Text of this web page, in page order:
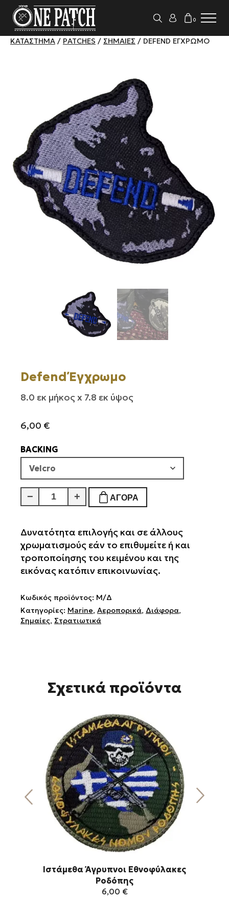
0
ΚΑΤΆΣΤΗΜΑ / PATCHES / ΣΗΜΑΊΕΣ / DEFEND ΈΓΧΡΩΜΟ
Defend Έγχρωμο
8.0 εκ μήκος x 7.8 εκ ύψος
6,00 €
BACKING
−
Defend
Έγχρωμο
+ ΑΓΟΡΆ
Δυνατότητα επιλογής και σε άλλους
χρωματισμούς εάν το επιθυμείτε ή και
τροποποίησης του κειμένου και της
εικόνας κατόπιν επικοινωνίας.
Κωδικός προϊόντος: Μ/Δ
Κατηγορίες: Marine, Αεροπορικά, Διάφορα,
Σημαίες, Στρατιωτικά
Σχετικά προϊόντα
Ιστάμεθα Άγρυπνοι Εθνοφύλακες
Ροδόπης
6,00 €